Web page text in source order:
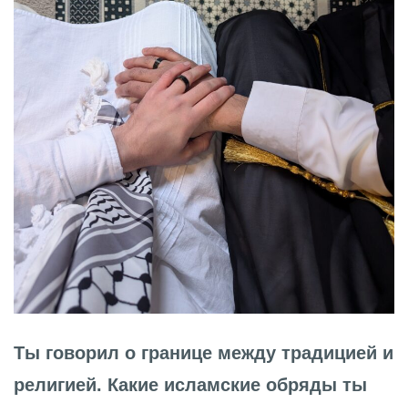
Ты говорил о границе между традицией и
религией. Какие исламские обряды ты